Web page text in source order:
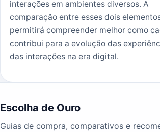
interações em ambientes diversos. A
comparação entre esses dois
permitirá compreender melhor como
contribui para a evolução das
das interações na era digital.
Escolha de Ouro
Guias de compra, comparativos e